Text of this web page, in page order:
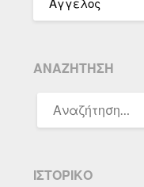
Αγγελος
ΑΝΑΖΉΤΗΣΗ
ΓΙΑ:
ΙΣΤΟΡΙΚΌ